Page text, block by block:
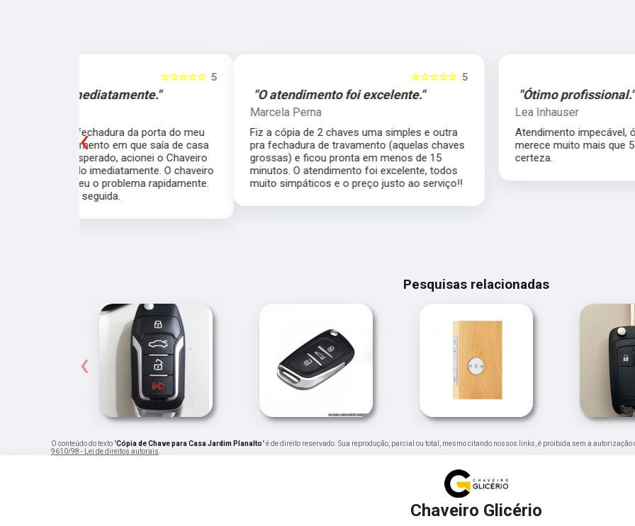
"O atendimento foi excelente."
Fiz a cópia de 2 chaves uma simples e outra
pra fechadura de travamento (aquelas chaves
grossas) e ficou pronta em menos de 15
minutos. O atendimento foi excelente, todos
muito simpáticos e o preço justo ao serviço!!
"Ótimo profissional."
Atendimento impecável, ótimo profissional
merece muito mais que 5 estrelas com
certeza.
‹
Pesquisas relacionadas
‹
O conteúdo do texto "Cópia de Chave para Casa Jardim Planalto" é de direito reservado. Sua reprodução, parcial ou total, mesmo citando nossos links, é proibida sem a
9610/98 - Lei de direitos autorais.
Chaveiro Glicério